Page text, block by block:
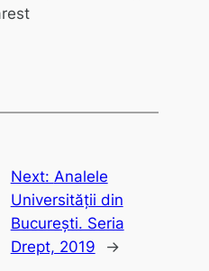
Next: Analele
Universității din
București. Seria
Drept, 2019
→